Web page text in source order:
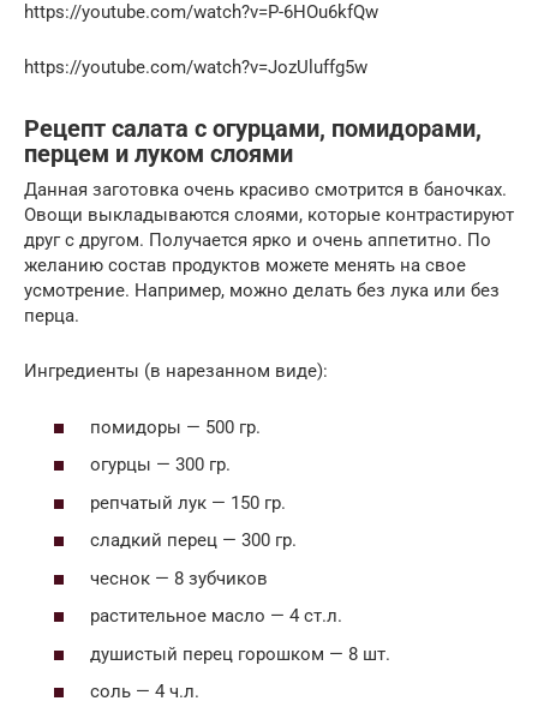
https://youtube.com/watch?v=P-6HOu6kfQw
https://youtube.com/watch?v=JozUluffg5w
Рецепт салата с огурцами, помидорами,
перцем и луком слоями
Данная заготовка очень красиво смотрится в баночках.
Овощи выкладываются слоями, которые контрастируют
друг с другом. Получается ярко и очень аппетитно. По
желанию состав продуктов можете менять на свое
усмотрение. Например, можно делать без лука или без
перца.
Ингредиенты (в нарезанном виде):
помидоры — 500 гр.
огурцы — 300 гр.
репчатый лук — 150 гр.
сладкий перец — 300 гр.
чеснок — 8 зубчиков
растительное масло — 4 ст.л.
душистый перец горошком — 8 шт.
соль — 4 ч.л.